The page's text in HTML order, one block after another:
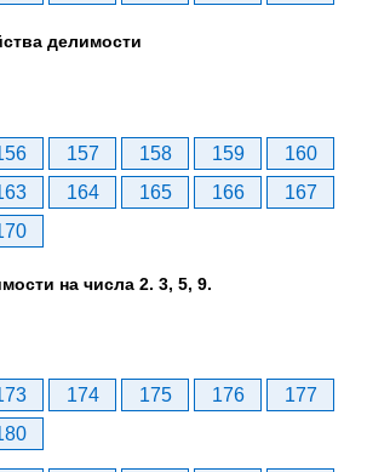
делимости
157 158 159
160
164 165 166
167
на числа 2. 3, 5, 9.
174 175 176
177